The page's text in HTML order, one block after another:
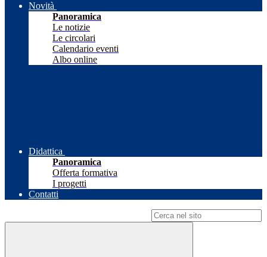
Novità
Panoramica
Le notizie
Le circolari
Calendario eventi
Albo online
Didattica
Panoramica
Offerta formativa
I progetti
Contatti